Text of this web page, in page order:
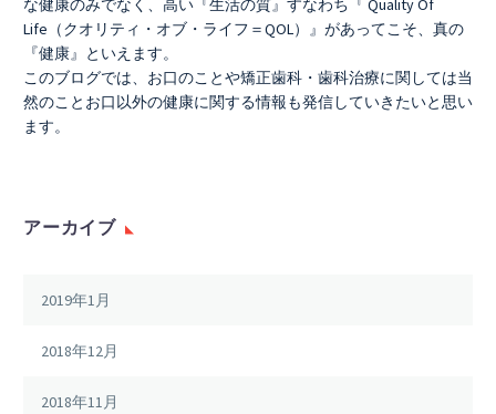
な健康のみでなく、高い『生活の質』すなわち『 Quality Of
Life（クオリティ・オブ・ライフ＝QOL）』があってこそ、真の
『健康』といえます。
このブログでは、お口のことや矯正歯科・歯科治療に関しては当
然のことお口以外の健康に関する情報も発信していきたいと思い
ます。
アーカイブ
2019年1月
2018年12月
2018年11月